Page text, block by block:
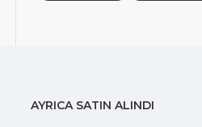
AYRICA SATIN ALINDI